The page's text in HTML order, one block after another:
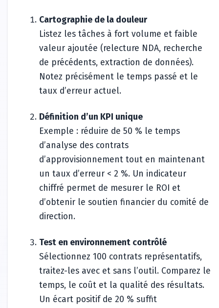
Cartographie de la douleur
Listez les tâches à fort volume et faible
valeur ajoutée (relecture NDA, recherche
de précédents, extraction de données).
Notez précisément le temps passé et le
taux d’erreur actuel.
Définition d’un KPI unique
Exemple : réduire de 50 % le temps
d’analyse des contrats
d’approvisionnement tout en maintenant
un taux d’erreur < 2 %. Un indicateur
chiffré permet de mesurer le ROI et
d’obtenir le soutien financier du comité de
direction.
Test en environnement contrôlé
Sélectionnez 100 contrats représentatifs,
traitez-les avec et sans l’outil. Comparez le
temps, le coût et la qualité des résultats.
Un écart positif de 20 % suffit